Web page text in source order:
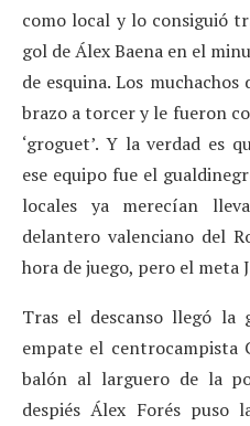
como local y lo consiguió
gol de Álex Baena en el
de esquina. Los
brazo a torcer y le fueron
‘groguet’. Y la verdad es
ese equipo fue el
locales ya merecían
delantero valenciano del
hora de juego, pero el meta
Tras el descanso llegó la
empate el centrocampista
balón al larguero de la
despiés Álex Forés puso